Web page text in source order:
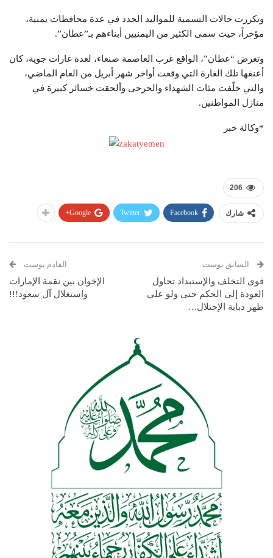
وتكررت حالات التسمية للمواليد الجدد في عدة محافظات يمنية،
مؤخراً، حيث سمى الكثير من اليمنيين أبناءهم بـ”عطان”.
وتعرض “عطان”، الواقع غرب العاصمة صنعاء، لعدة غارات جوية، كان
أعنفها تلك الغارة التي وقعت أواخر شهر أبريل من العام الماضي،
والتي خلّفت مئات الشهداء والجرحى وألحقت خسائر كبيرة في
منازل المواطنين.
*وكالة خبر
206
شارك Facebook
Twitter
Google+
السابق بوست
قوى التخلف والإستبداد تحاول
العودة إلى الحكم حتى ولو على
ظهر دبابة الإحتلال…
القادم بوست
الإخوان بين نقمة الإمارات
واستغلال آل سعود!!!